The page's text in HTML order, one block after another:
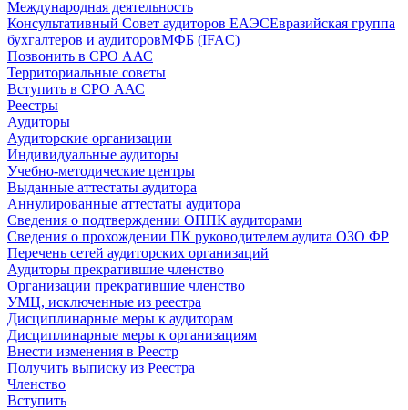
Международная деятельность
Консультативный Совет аудиторов ЕАЭСЕвразийская группа
бухгалтеров и аудиторовМФБ (IFAC)
Позвонить в СРО ААС
Территориальные советы
Вступить в СРО ААС
Реестры
Аудиторы
Аудиторские организации
Индивидуальные аудиторы
Учебно-методические центры
Выданные аттестаты аудитора
Аннулированные аттестаты аудитора
Сведения о подтверждении ОППК аудиторами
Сведения о прохождении ПК руководителем аудита ОЗО ФР
Перечень сетей аудиторских организаций
Аудиторы прекратившие членство
Организации прекратившие членство
УМЦ, исключенные из реестра
Дисциплинарные меры к аудиторам
Дисциплинарные меры к организациям
Внести изменения в Реестр
Получить выписку из Реестра
Членство
Вступить